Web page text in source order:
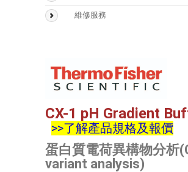
Biognosys
Sepbox Systems –
維修服務
CX-1 pH Gradient
>>了解產品規格及報價
蛋白質電荷異構物分析
variant analysis)